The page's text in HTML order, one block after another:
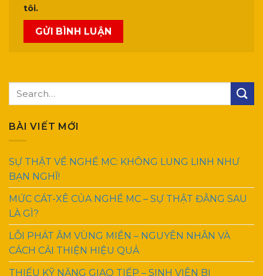
tôi.
BÀI VIẾT MỚI
SỰ THẬT VỀ NGHỀ MC: KHÔNG LUNG LINH NHƯ
BẠN NGHĨ!
MỨC CÁT-XÊ CỦA NGHỀ MC – SỰ THẬT ĐẰNG SAU
LÀ GÌ?
LỖI PHÁT ÂM VÙNG MIỀN – NGUYÊN NHÂN VÀ
CÁCH CẢI THIỆN HIỆU QUẢ
THIẾU KỸ NĂNG GIAO TIẾP – SINH VIÊN BỊ